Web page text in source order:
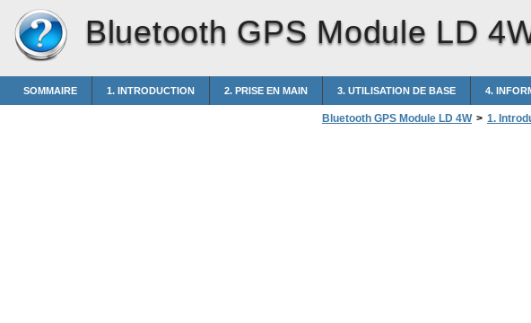
Bluetooth GPS Module LD
SOMMAIRE 1. INTRODUCTION 2. PRISE EN MAIN 3. UTILISATION DE BASE 4.
Bluetooth GPS Module LD 4W > 1.